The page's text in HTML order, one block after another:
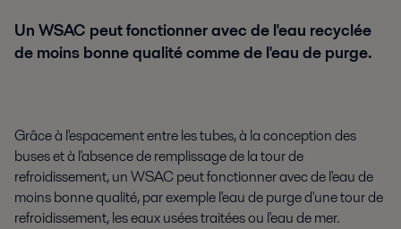
Un WSAC peut fonctionner avec de l'eau recyclée
de moins bonne qualité comme de l'eau de purge.
Grâce à l'espacement entre les tubes, à la conception des
buses et à l'absence de remplissage de la tour de
refroidissement, un WSAC peut fonctionner avec de l'eau de
moins bonne qualité, par exemple l'eau de purge d'une tour de
refroidissement, les eaux usées traitées ou l'eau de mer.